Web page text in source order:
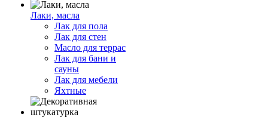
Лаки, масла
Лак для пола
Лак для стен
Масло для террас
Лак для бани и
сауны
Лак для мебели
Яхтные